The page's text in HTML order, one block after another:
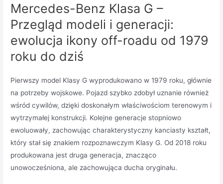
Mercedes-Benz Klasa G –
Przegląd modeli i generacji:
ewolucja ikony off-roadu od 1979
roku do dziś
Pierwszy model Klasy G wyprodukowano w 1979 roku, głównie
na potrzeby wojskowe. Pojazd szybko zdobył uznanie również
wśród cywilów, dzięki doskonałym właściwościom terenowym i
wytrzymałej konstrukcji. Kolejne generacje stopniowo
ewoluowały, zachowując charakterystyczny kanciasty kształt,
który stał się znakiem rozpoznawczym Klasy G. Od 2018 roku
produkowana jest druga generacja, znacząco
unowocześniona, ale zachowująca ducha oryginału.